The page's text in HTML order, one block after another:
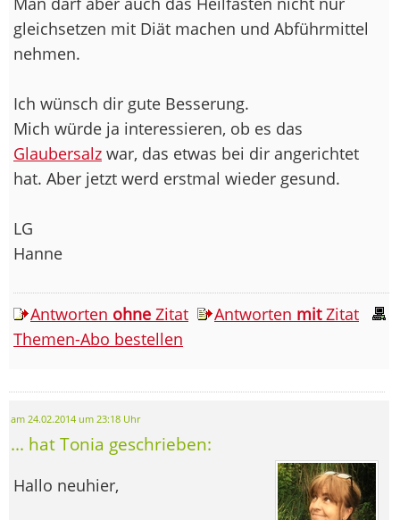
gleichsetzen mit Diät machen und Abführmittel
nehmen.
Ich wünsch dir gute Besserung.
Mich würde ja interessieren, ob es das
Glaubersalz war, das etwas bei dir angerichtet
hat. Aber jetzt werd erstmal wieder gesund.
LG
Hanne
Antworten ohne Zitat Antworten mitZitat
Themen-Abo bestellen
am 24.02.2014 um 23:18 Uhr
... hat Tonia geschrieben:
Hallo neuhier,